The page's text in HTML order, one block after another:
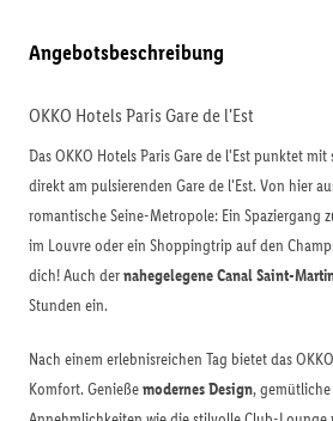
Angebotsbeschreibung
OKKO Hotels Paris Gare de l'Est
Das OKKO Hotels Paris Gare de l'Est punktet mit
direkt am pulsierenden Gare de l'Est. Von hier
romantische Seine-Metropole: Ein Spaziergang
im Louvre oder ein Shoppingtrip auf den
dich! Auch dernahegelegene Canal Saint-
Stunden ein.
Nach einem erlebnisreichen Tag bietet das
Komfort. Genießemodernes Design,